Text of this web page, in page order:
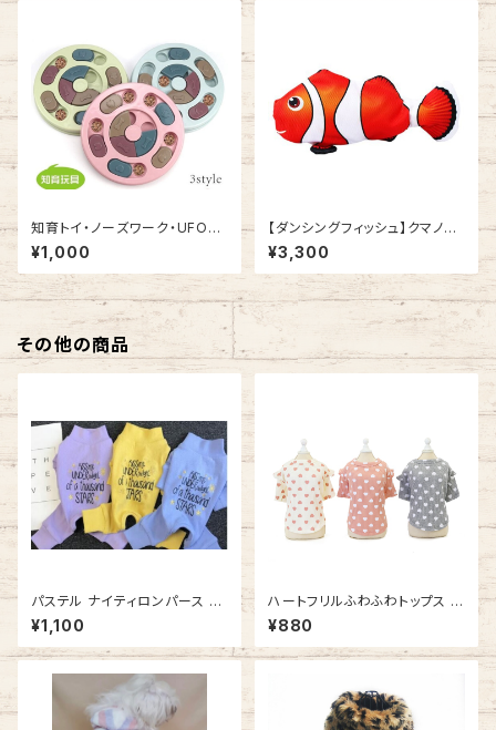
知育トイ・ノーズワーク・UFOお
やつボウル NB21SS213111
¥1,000
【ダンシングフィッシュ】クマノミ
TR21SS004
¥3,300
その他の商品
パステル ナイティロンパース N
B20AW52011
¥1,100
ハートフリルふわふわトップス /
NB21SS13969742
¥880